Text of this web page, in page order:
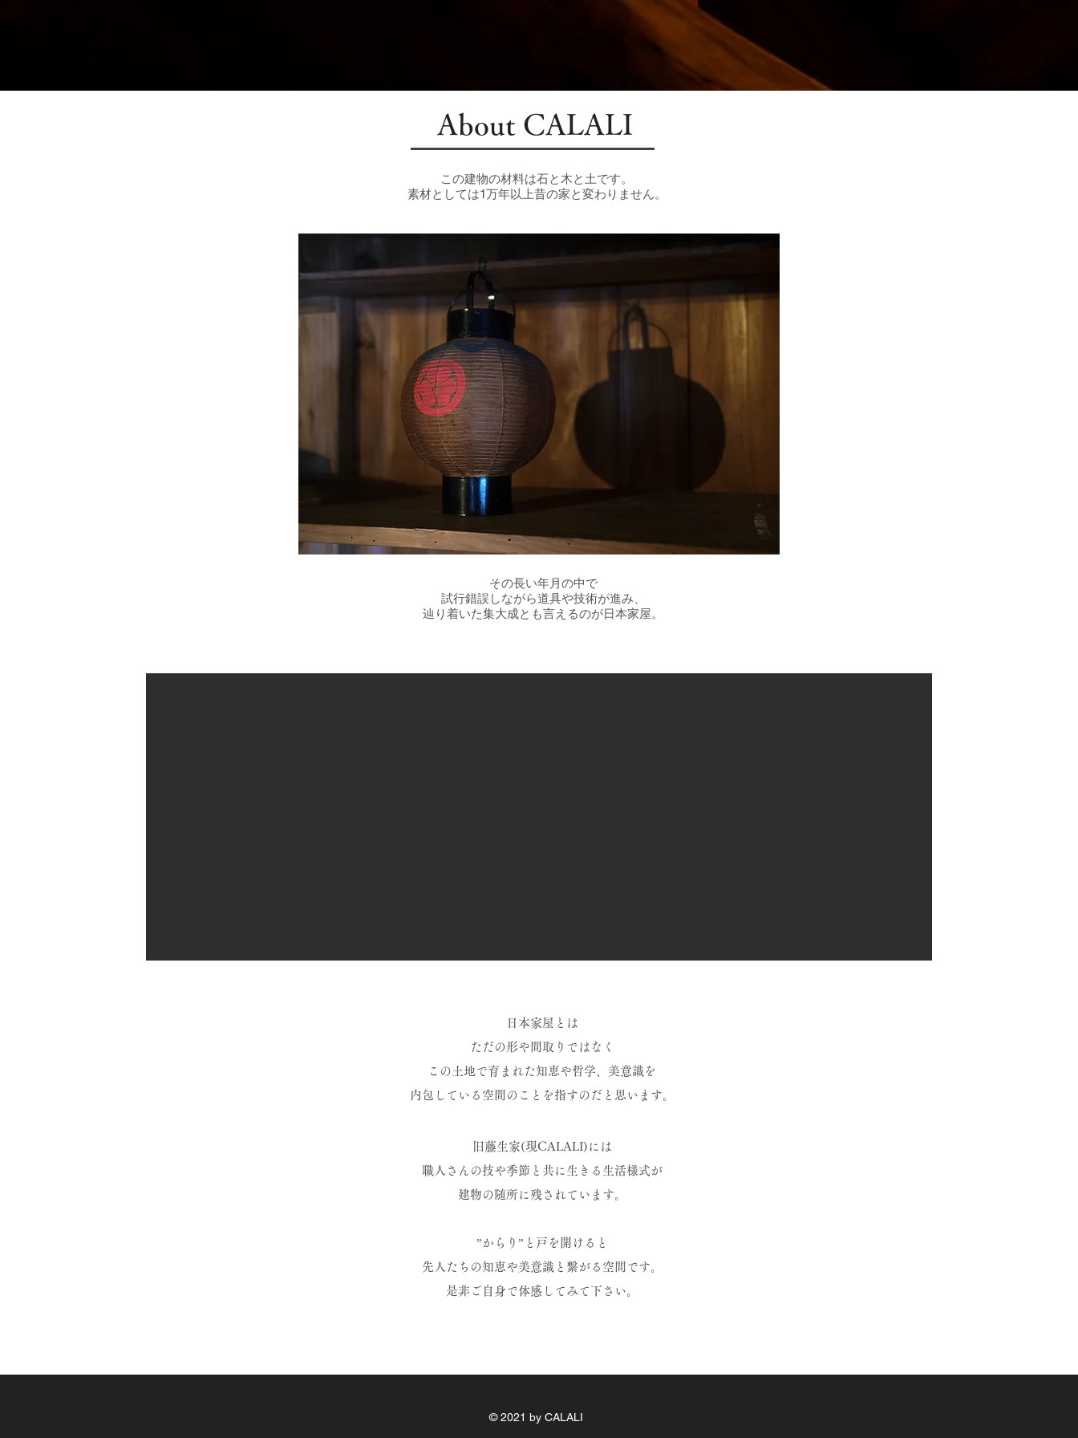
About CALALI
この建物の材料は石と木と土です。
素材としては1万年以上昔の家と変わりません。
その長い年月の中で
試行錯誤しながら道具や技術が進み、
辿り着いた集大成とも言えるのが日本家屋。
日本家屋とは
ただの形や間取りではなく
この土地で育まれた知恵や哲学、美意識を
内包している空間のことを指すのだと思います。
旧藤生家(現CALALI)には
職人さんの技や季節と共に生きる生活様式が
建物の随所に残されています。
”からり”と戸を開けると
​先人たちの知恵や美意識と繋がる空間です。
是非ご自身で体感してみて下さい。
© 2021 by CALALI